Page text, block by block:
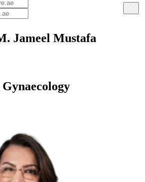
Jameel Mustafa